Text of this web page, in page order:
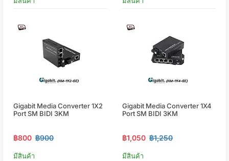
Gigabit Media Converter 1X2
Port SM BIDI 3KM
฿800 ฿900
มีสินค้า
Gigabit Media Converter 1X4
Port SM BIDI 3KM
฿1,050 ฿1,250
มีสินค้า